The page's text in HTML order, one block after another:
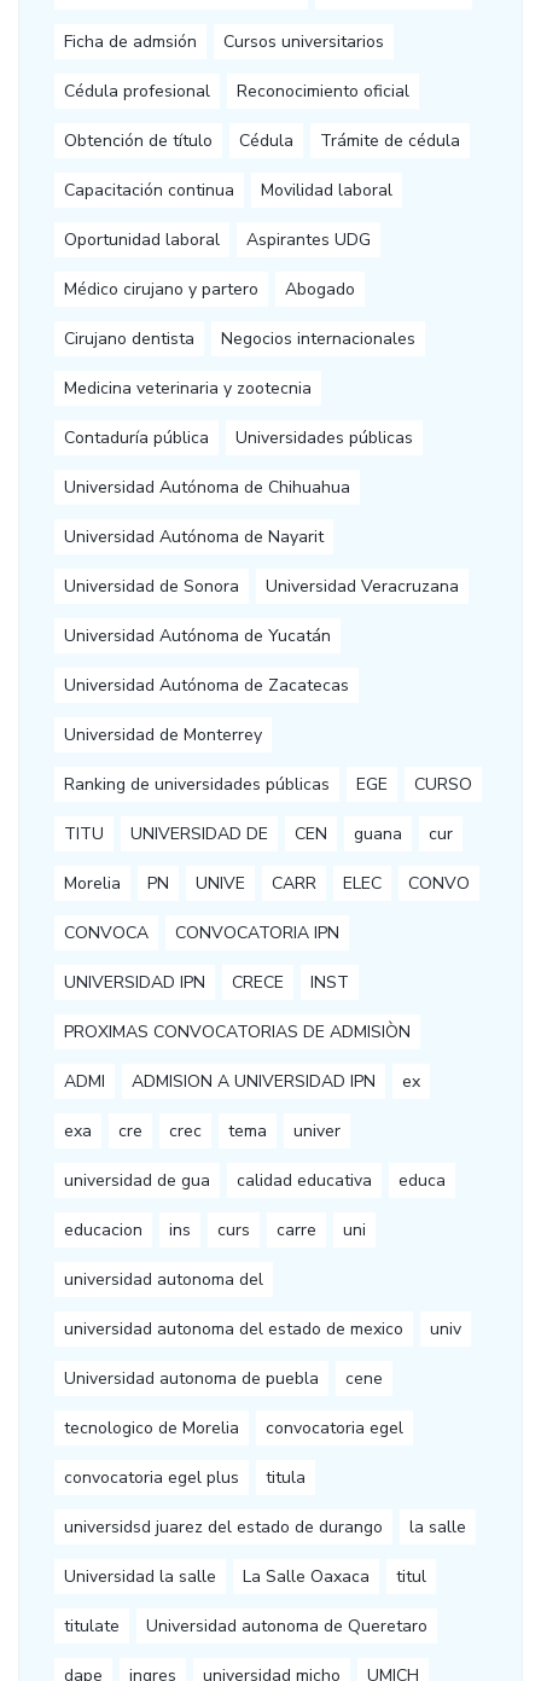
Ficha de admsión Cursos universitarios
Cédula profesional Reconocimiento oficial
Obtención de título Cédula Trámite de cédula
Capacitación continua Movilidad laboral
Oportunidad laboral Aspirantes UDG
Médico cirujano y partero Abogado
Cirujano dentista Negocios internacionales
Medicina veterinaria y zootecnia
Contaduría pública Universidades públicas
Universidad Autónoma de Chihuahua
Universidad Autónoma de Nayarit
Universidad de Sonora Universidad Veracruzana
Universidad Autónoma de Yucatán
Universidad Autónoma de Zacatecas
Universidad de Monterrey
Ranking de universidades públicas EGE CURSO
TITU UNIVERSIDAD DE CEN guana cur
Morelia PN UNIVE CARR ELEC CONVO
CONVOCA CONVOCATORIA IPN
UNIVERSIDAD IPN CRECE INST
PROXIMAS CONVOCATORIAS DE ADMISIÒN
ADMI ADMISION A UNIVERSIDAD IPN ex
exa cre crec tema univer
universidad de gua calidad educativa educa
educacion ins curs carre uni
universidad autonoma del
universidad autonoma del estado de mexico univ
Universidad autonoma de puebla cene
tecnologico de Morelia convocatoria egel
convocatoria egel plus titula
universidsd juarez del estado de durango la salle
Universidad la salle La Salle Oaxaca titul
titulate Universidad autonoma de Queretaro
dape ingres universidad micho UMICH